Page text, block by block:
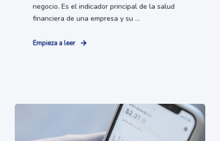
negocio. Es el indicador principal de la salud
financiera de una empresa y su ...
Empieza a leer